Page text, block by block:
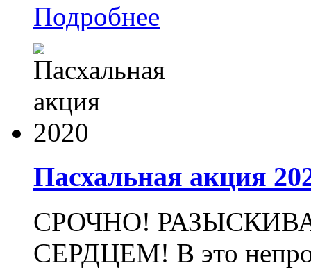
Подробнее
Пасхальная акция
СРОЧНО!
СЕРДЦЕМ! В это